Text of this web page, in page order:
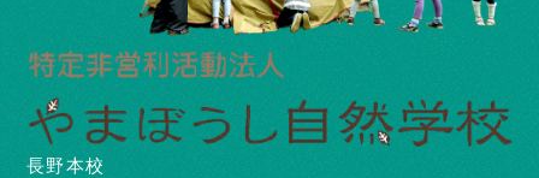
長野本校